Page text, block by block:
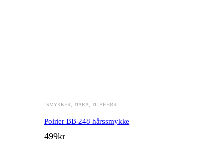
SMYKKER TIARA TILBEHØR
Poirier BB-248 hårssmykke
499kr